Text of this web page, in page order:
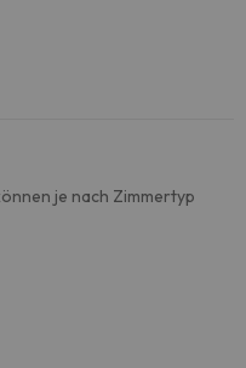
je nach Zimmertyp